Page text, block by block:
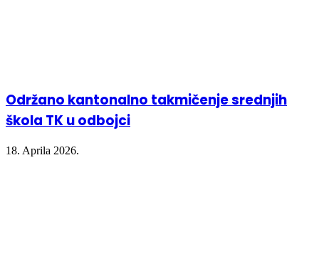
Održano kantonalno takmičenje srednjih
škola TK u odbojci
18. Aprila 2026.